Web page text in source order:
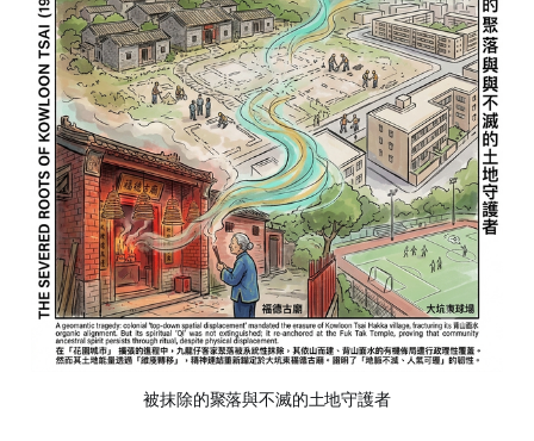
被抹除的聚落與不滅的土地守護者